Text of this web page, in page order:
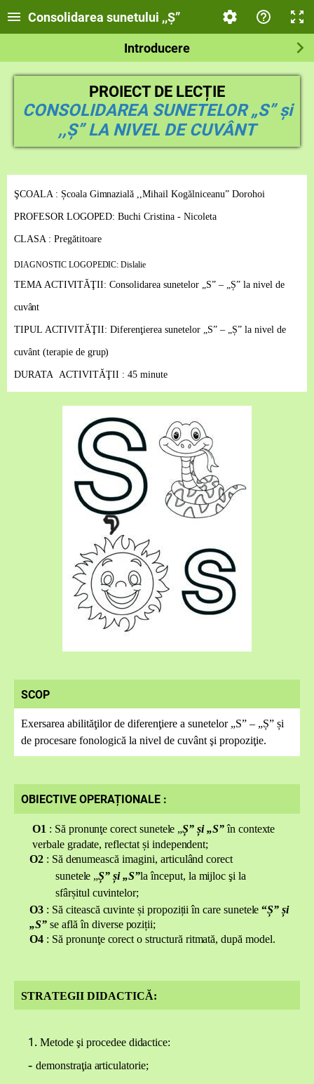
Consolidarea sunetului ,,Ș”
Introducere
PROIECT DE LECȚIE
CONSOLIDAREA SUNETELOR „S” și
,,Ș” LA NIVEL DE CUVÂNT
ŞCOALA : Școala Gimnazială ,,Mihail Kogălniceanu” Dorohoi
PROFESOR LOGOPED: Buchi Cristina - Nicoleta
CLASA : Pregătitoare
DIAGNOSTIC LOGOPEDIC:Dislalie
TEMA ACTIVITĂŢII:Consolidarea sunetelor „S” – „Ș” la nivel de
cuvânt
TIPUL ACTIVITĂŢII:Diferenţierea sunetelor „S” – „Ș” la nivel de
cuvânt (terapie de grup)
DURATA ACTIVITĂŢII : 45 minute
SCOP
Exersarea abilităţilor de diferenţiere a sunetelor „S” – „Ș” și
de procesare fonologică la nivel de cuvânt şi propoziţie.
OBIECTIVE OPERAȚIONALE :
O1 : Să pronunţecorectsunetele „Ș” și „S”încontexte
verbale gradate, reflectatși independent;
O2 : Să denumească imagini, articulând corect
sunetele „Ș” și „S”laînceput, la mijlocşi la
sfârșitul cuvintelor;
O3 : Să citească cuvinte și propozițiiîn care sunetele “Ș” și
„S” se află în diverse poziții;
O4 : Să pronunţe corect ostructură ritmată, după model.
STRATEGII DIDACTICĂ:
1 . Metode şi procedee didactice:
- demonstraţia articulatorie;